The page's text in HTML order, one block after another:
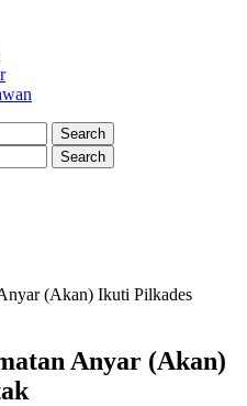
(Akan) Ikuti Pilkades
Anyar (Akan)